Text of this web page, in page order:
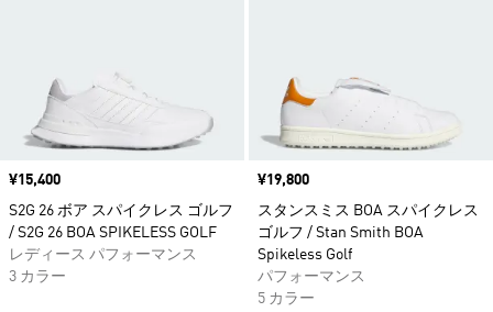
価格
¥15,400
S2G 26 ボア スパイクレス ゴルフ
/ S2G 26 BOA SPIKELESS GOLF
レディース パフォーマンス
3 カラー
価格
¥19,800
スタンスミス BOA スパイクレス
ゴルフ / Stan Smith BOA
Spikeless Golf
パフォーマンス
5 カラー